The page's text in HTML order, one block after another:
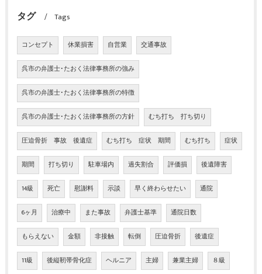
タグ Tags
コンセプト 休業損害 自営業 交通事故
呉市の弁護士･たおく法律事務所の強み
呉市の弁護士･たおく法律事務所の特徴
呉市の弁護士･たおく法律事務所の方針 むち打ち 打ち切り
圧迫骨折 事故 後遺症 むち打ち 症状 期間 むち打ち 症状
期間 打ち切り 駐車場内 過失割合 評価損 後遺障害
14級 死亡 慰謝料 示談 早く終わらせたい 通院
6ヶ月 治療中 また事故 弁護士基準 通院日数
もらえない 金額 非接触 転倒 圧迫骨折 後遺症
11級 後縦靭帯骨化症 ヘルニア 主婦 兼業主婦 ８級